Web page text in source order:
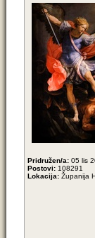
Pridružen/a: 05 lis
Postovi: 108291
Lokacija: Županija